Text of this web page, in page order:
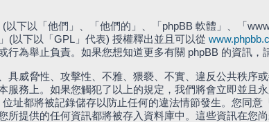
以下以「他們」、「他們的」、「phpBB 軟體」、「
(以下以「GPL」代表) 授權釋出並且可以從
行為舉止負責。如果您想知道更多有關 phpBB 的資訊，
具威脅性、攻擊性、不雅、猥褻、不實、違反公共秩序
服務上。如果您觸犯了以上的規定，我們將會立即並且
址都將被記錄儲存以防止任何的違法情節發生。您同
所提供的任何資訊都將被存入資料庫中。這些資訊在您